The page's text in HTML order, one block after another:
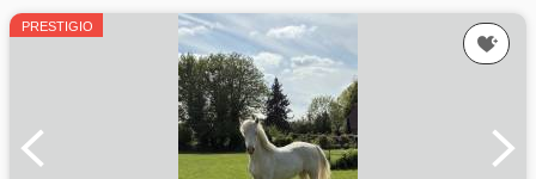
PRESTIGIO